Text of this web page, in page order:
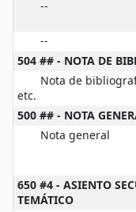
--
--
504 ## - NOTA DE
Nota de
etc.
500 ## - NOTA
Nota general
650 #4 - ASIENTO
TEMÁTICO